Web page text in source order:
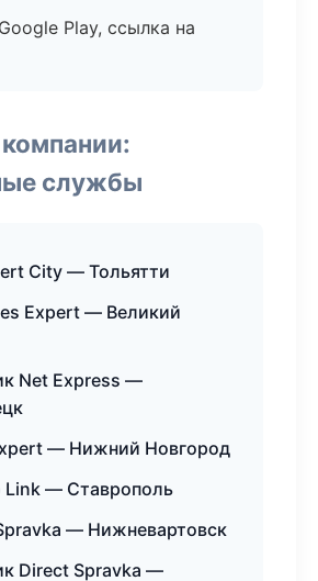
Play, ссылка на
службы
City — Тольятти
Expert — Великий
Net Express —
— Нижний Новгород
Link — Ставрополь
— Нижневартовск
Direct Spravka —